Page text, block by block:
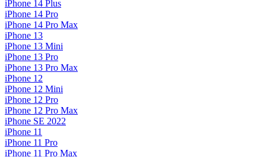
iPhone 14 Plus
iPhone 14 Pro
iPhone 14 Pro Max
iPhone 13
iPhone 13 Mini
iPhone 13 Pro
iPhone 13 Pro Max
iPhone 12
iPhone 12 Mini
iPhone 12 Pro
iPhone 12 Pro Max
iPhone SE 2022
iPhone 11
iPhone 11 Pro
iPhone 11 Pro Max